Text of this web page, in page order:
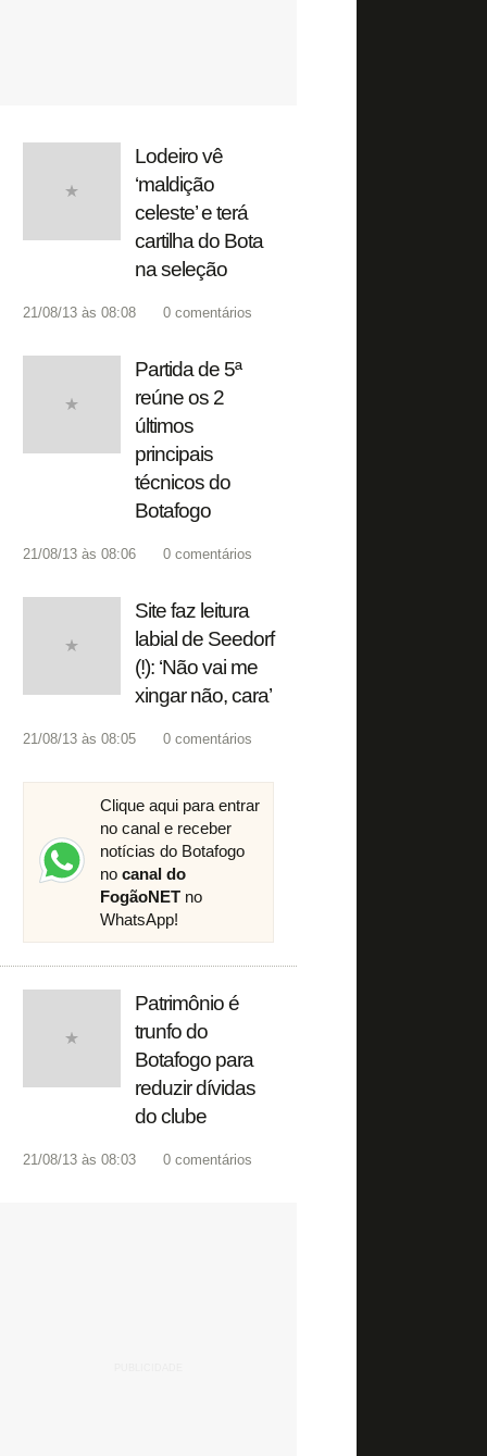
Lodeiro vê
‘maldição
celeste’ e terá
cartilha do Bota
na seleção
21/08/13 às 08:08 0 comentários
Partida de 5ª
reúne os 2
últimos
principais
técnicos do
Botafogo
21/08/13 às 08:06 0 comentários
Site faz leitura
labial de Seedorf
(!): ‘Não vai me
xingar não, cara’
21/08/13 às 08:05 0 comentários
Clique aqui para entrar
no canal e receber
notícias do Botafogo
no canal do
FogãoNET no
WhatsApp!
Patrimônio é
trunfo do
Botafogo para
reduzir dívidas
do clube
21/08/13 às 08:03 0 comentários